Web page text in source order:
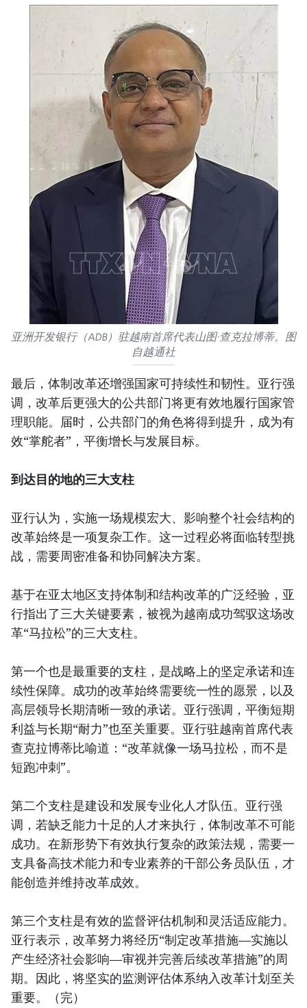
亚洲开发银行（ADB）驻越南首席代表山图·查克拉博蒂。图
自越通社
最后，体制改革还增强国家可持续性和韧性。亚行强
调，改革后更强大的公共部门将更有效地履行国家管
理职能。届时，公共部门的角色将得到提升，成为有
效“掌舵者”，平衡增长与发展目标。
到达目的地的三大支柱
亚行认为，实施一场规模宏大、影响整个社会结构的
改革始终是一项复杂工作。这一过程必将面临转型挑
战，需要周密准备和协同解决方案。
基于在亚太地区支持体制和结构改革的广泛经验，亚
行指出了三大关键要素，被视为越南成功驾驭这场改
革“马拉松”的三大支柱。
第一个也是最重要的支柱，是战略上的坚定承诺和连
续性保障。成功的改革始终需要统一性的愿景，以及
高层领导长期清晰一致的承诺。亚行强调，平衡短期
利益与长期“耐力”也至关重要。亚行驻越南首席代表
查克拉博蒂比喻道：“改革就像一场马拉松，而不是
短跑冲刺”。
第二个支柱是建设和发展专业化人才队伍。亚行强
调，若缺乏能力十足的人才来执行，体制改革不可能
成功。在新形势下有效执行复杂的政策法规，需要一
支具备高技术能力和专业素养的干部公务员队伍，才
能创造并维持改革成效。
第三个支柱是有效的监督评估机制和灵活适应能力。
亚行表示，改革努力将经历“制定改革措施—实施以
产生经济社会影响—审视并完善后续改革措施”的周
期。因此，将坚实的监测评估体系纳入改革计划至关
重要。（完）